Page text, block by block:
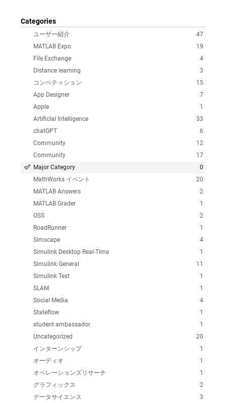
Categories
47
ユーザー紹介
19
MATLAB Expo
4
File Exchange
3
Distance learning
15
コンペティション
7
App Designer
1
Apple
33
Artificial Intelligence
6
chatGPT
12
Community
17
Community
0
Major Category
20
MathWorks イベント
2
MATLAB Answers
1
MATLAB Grader
2
OSS
1
RoadRunner
4
Simscape
1
Simulink Desktop Real-Time
11
Simulink General
1
Simulink Test
1
SLAM
4
Social Media
1
Stateflow
1
student ambassador
20
Uncategorized
1
インターンシップ
1
オーディオ
1
オペレーションズリサーチ
2
グラフィックス
3
データサイエンス